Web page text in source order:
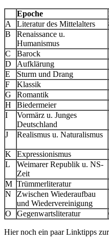
Epoche
A
Literatur des Mittelalters
B
Renaissance u.
Humanismus
C Barock
D
Aufklärung
E
Sturm und Drang
F
Klassik
G
Romantik
H
Biedermeier
I
Vormärz u. Junges
Deutschland
J Realismus u. Naturalismus
K
Expressionismus
L
Weimarer Republik u. NS-
Zeit
M Trümmerliteratur
N
Zwischen Wiederaufbau
und Wiedervereinigung
O Gegenwartsliteratur
Hier noch ein paar Linktipps